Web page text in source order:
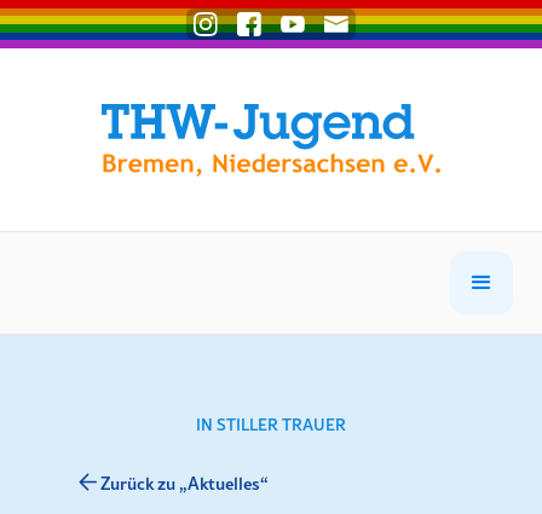
IN STILLER TRAUER
Zurück zu „Aktuelles“